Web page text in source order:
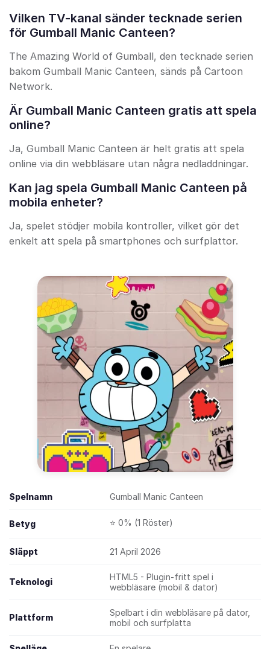
Vilken TV-kanal sänder tecknade serien
för Gumball Manic Canteen?
The Amazing World of Gumball, den tecknade serien
bakom Gumball Manic Canteen, sänds på Cartoon
Network.
Är Gumball Manic Canteen gratis att spela
online?
Ja, Gumball Manic Canteen är helt gratis att spela
online via din webbläsare utan några nedladdningar.
Kan jag spela Gumball Manic Canteen på
mobila enheter?
Ja, spelet stödjer mobila kontroller, vilket gör det
enkelt att spela på smartphones och surfplattor.
Spelnamn Gumball Manic Canteen
Betyg ⭐ 0% (1 Röster)
Släppt 21 April 2026
Teknologi
HTML5 - Plugin-fritt spel i
webbläsare (mobil & dator)
Plattform
Spelbart i din webbläsare på dator,
mobil och surfplatta